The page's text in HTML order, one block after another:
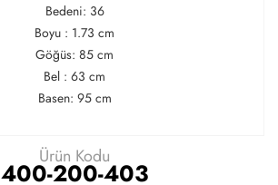
Bedeni: 36
Boyu : 1.73 cm
Göğüs: 85 cm
Bel : 63 cm
Basen: 95 cm
Ürün Kodu
400-200-403